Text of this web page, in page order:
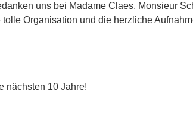
uns bei Madame Claes, Monsieur
tolle Organisation und die herzliche
nächsten 10 Jahre!